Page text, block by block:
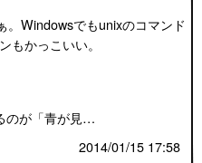
。Windowsでもunixのコマンド
もかっこいい。
のが「青が見…
2014/01/15 17:58